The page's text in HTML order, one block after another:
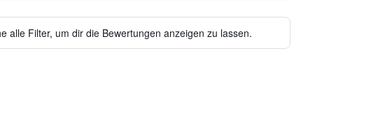
alle Filter, um dir die Bewertungen anzeigen zu lassen.